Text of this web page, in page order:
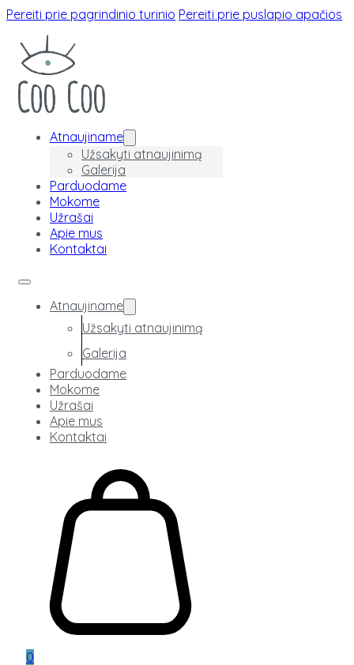
Pereiti prie pagrindinio turinio Pereiti prie puslapio apačios
Atnaujiname
Užsakyti atnaujinimą
Galerija
Parduodame
Mokome
Užrašai
Apie mus
Kontaktai
Atnaujiname
Užsakyti atnaujinimą
Galerija
Parduodame
Mokome
Užrašai
Apie mus
Kontaktai
0